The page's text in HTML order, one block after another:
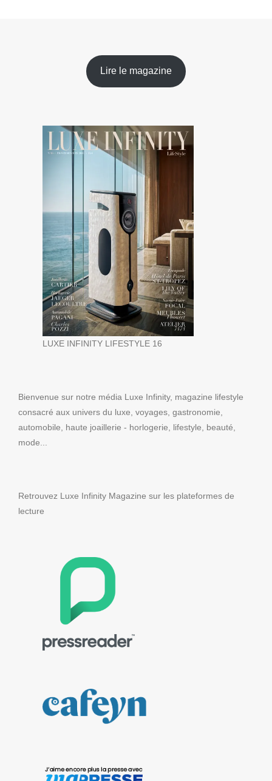
Lire le magazine
LUXE INFINITY LIFESTYLE 16
Bienvenue sur notre média Luxe Infinity, magazine lifestyle
consacré aux univers du luxe, voyages, gastronomie,
automobile, haute joaillerie - horlogerie, lifestyle, beauté,
mode...
Retrouvez Luxe Infinity Magazine sur les plateformes de
lecture